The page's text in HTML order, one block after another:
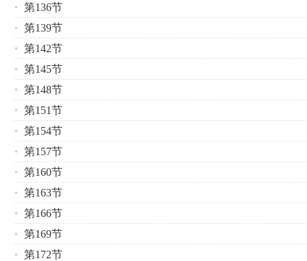
第136节
第139节
第142节
第145节
第148节
第151节
第154节
第157节
第160节
第163节
第166节
第169节
第172节